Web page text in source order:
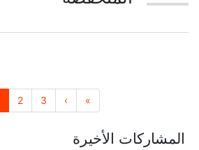
2 3 › »
المشاركات الأخيرة